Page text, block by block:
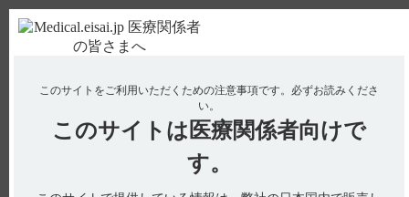
使用期限検索 Drug Information
No : 19924
【タスフィゴ】 使用期限は何年ですか？
【タスフィゴ】
このサイトをご利用いただくための注意事項です。 必ずお読みくださ
い。
このサイトは 医療関係者向けで
す。